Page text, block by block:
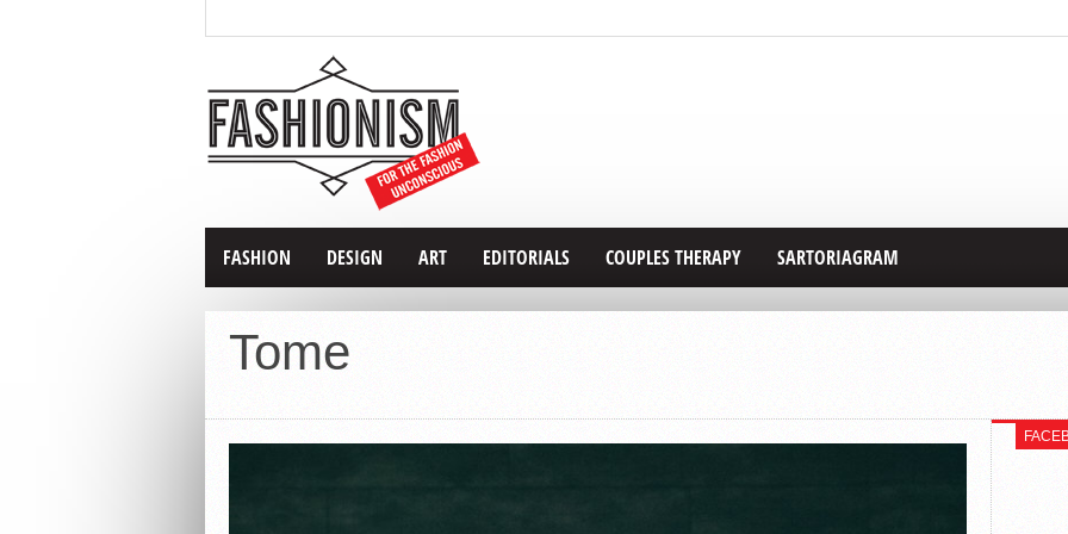
FASHION DESIGN ART EDITORIALS COUPLES THERAPY SARTORIAGRAM
Tome